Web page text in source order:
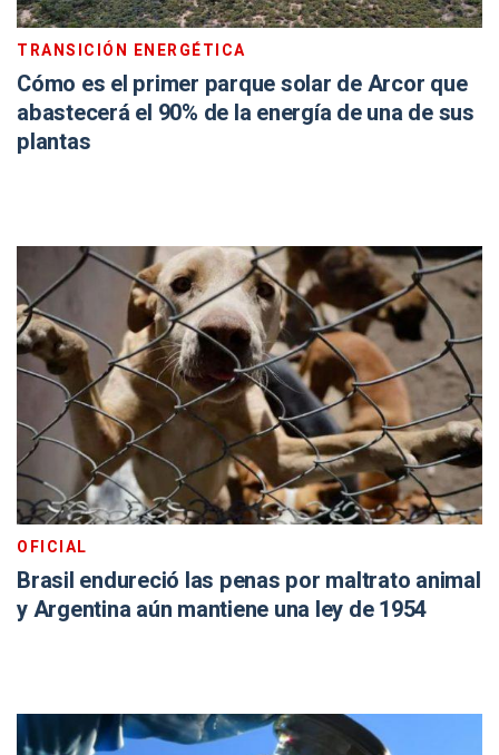
TRANSICIÓN ENERGÉTICA
Cómo es el primer parque solar de Arcor que
abastecerá el 90% de la energía de una de sus
plantas
OFICIAL
Brasil endureció las penas por maltrato animal
y Argentina aún mantiene una ley de 1954